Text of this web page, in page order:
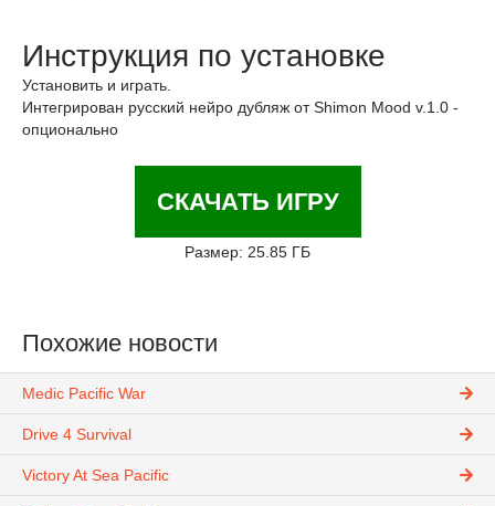
Инструкция по установке
Установить и играть.
Интегрирован русский нейро дубляж от Shimon Mood v.1.0 -
опционально
СКАЧАТЬ ИГРУ
Размер: 25.85 ГБ
Похожие новости
Medic Pacific War
Drive 4 Survival
Victory At Sea Pacific